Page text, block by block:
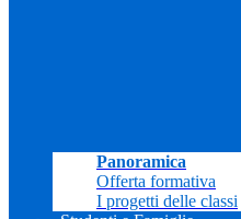
Panoramica
Offerta formativa
I progetti delle classi